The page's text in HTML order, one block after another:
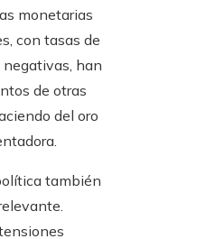
monetarias
con tasas de
han
de otras
del oro
también